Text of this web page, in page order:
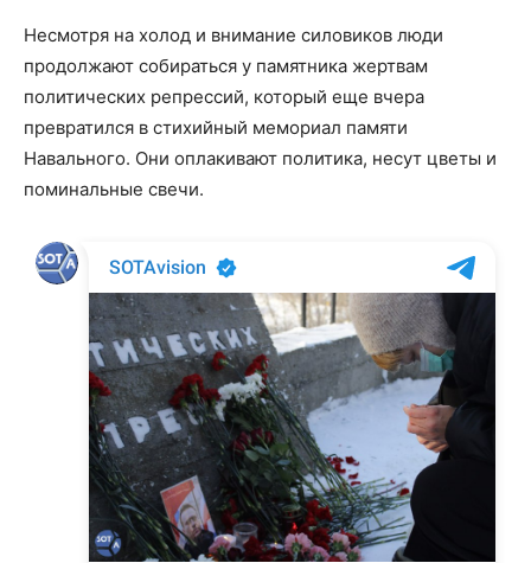
Несмотря на холод и внимание силовиков люди
продолжают собираться у памятника жертвам
политических репрессий, который еще вчера
превратился в стихийный мемориал памяти
Навального. Они оплакивают политика, несут цветы и
поминальные свечи.